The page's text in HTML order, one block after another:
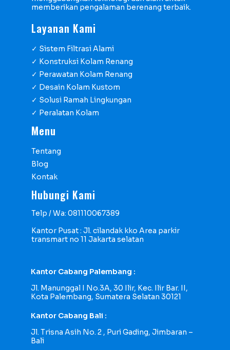
memberikan pengalaman berenang terbaik.
Layanan Kami
✓ Sistem Filtrasi Alami
✓ Konstruksi Kolam Renang
✓ Perawatan Kolam Renang
✓ Desain Kolam Kustom
✓ Solusi Ramah Lingkungan
✓ Peralatan Kolam
Menu
Tentang
Blog
Kontak
Hubungi Kami
Telp / Wa: 081110067389
Kantor Pusat : Jl. cilandak kko Area parkir
transmart no 11 Jakarta selatan
Kantor Cabang Palembang :
Jl. Manunggal I No.3A, 30 Ilir, Kec. Ilir Bar. II,
Kota Palembang, Sumatera Selatan 30121
Kantor Cabang Bali :
Jl. Trisna Asih No. 2 , Puri Gading, Jimbaran –
Bali